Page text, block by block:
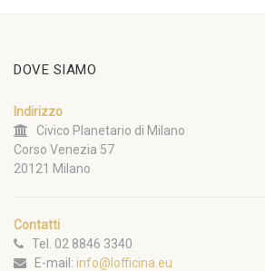
DOVE SIAMO
Indirizzo
Civico Planetario di Milano
Corso Venezia 57
20121 Milano
Contatti
Tel. 02 8846 3340
E-mail: info@lofficina.eu